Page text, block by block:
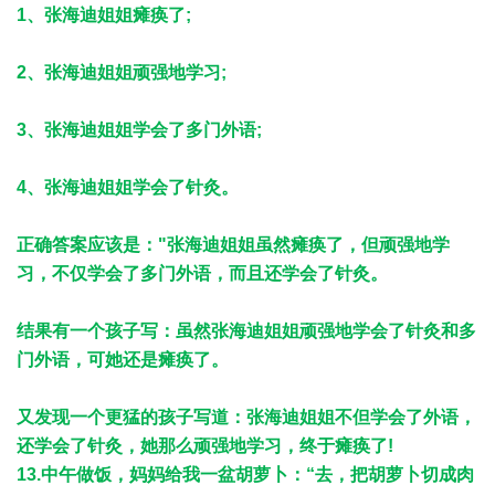
1、张海迪姐姐瘫痪了;
2、张海迪姐姐顽强地学习;
3、张海迪姐姐学会了多门外语;
4、张海迪姐姐学会了针灸。
正确答案应该是："张海迪姐姐虽然瘫痪了，但顽强地学
习，不仅学会了多门外语，而且还学会了针灸。
结果有一个孩子写：虽然张海迪姐姐顽强地学会了针灸和多
门外语，可她还是瘫痪了。
又发现一个更猛的孩子写道：张海迪姐姐不但学会了外语，
还学会了针灸，她那么顽强地学习，终于瘫痪了!
13.中午做饭，妈妈给我一盆胡萝卜：“去，把胡萝卜切成肉